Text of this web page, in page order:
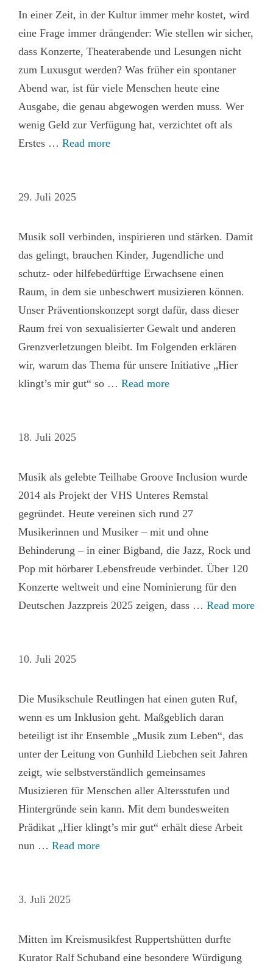
In einer Zeit, in der Kultur immer mehr kostet, wird
eine Frage immer drängender: Wie stellen wir sicher,
dass Konzerte, Theaterabende und Lesungen nicht
zum Luxusgut werden? Was früher ein spontaner
Abend war, ist für viele Menschen heute eine
Ausgabe, die genau abgewogen werden muss. Wer
wenig Geld zur Verfügung hat, verzichtet oft als
Erstes … Read more
29. Juli 2025
Musik soll verbinden, inspirieren und stärken. Damit
das gelingt, brauchen Kinder, Jugendliche und
schutz‑ oder hilfebedürftige Erwachsene einen
Raum, in dem sie unbeschwert musizieren können.
Unser Präventionskonzept sorgt dafür, dass dieser
Raum frei von sexualisierter Gewalt und anderen
Grenzverletzungen bleibt. Im Folgenden erklären
wir, warum das Thema für unsere Initiative „Hier
klingt’s mir gut“ so … Read more
18. Juli 2025
Musik als gelebte Teilhabe Groove Inclusion wurde
2014 als Projekt der VHS Unteres Remstal
gegründet. Heute vereinen sich rund 27
Musikerinnen und Musiker – mit und ohne
Behinderung – in einer Bigband, die Jazz, Rock und
Pop mit hörbarer Lebensfreude verbindet. Über 120
Konzerte weltweit und eine Nominierung für den
Deutschen Jazzpreis 2025 zeigen, dass … Read more
10. Juli 2025
Die Musikschule Reutlingen hat einen guten Ruf,
wenn es um Inklusion geht. Maßgeblich daran
beteiligt ist ihr Ensemble „Musik zum Leben“, das
unter der Leitung von Gunhild Liebchen seit Jahren
zeigt, wie selbstverständlich gemeinsames
Musizieren für Menschen aller Altersstufen und
Hintergründe sein kann. Mit dem bundesweiten
Prädikat „Hier klingt’s mir gut“ erhält diese Arbeit
nun … Read more
3. Juli 2025
Mitten im Kreismusikfest Ruppertshütten durfte
Kurator Ralf Schuband eine besondere Würdigung